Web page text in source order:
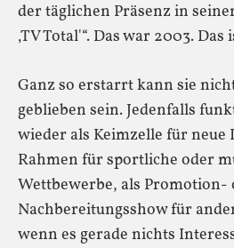
der täglichen Präsenz in
‚TV Total'“. Das war 2003.
Ganz so erstarrt kann sie
geblieben sein. Jedenfalls
wieder als Keimzelle für neue
Rahmen für sportliche oder
Wettbewerbe, als Promotion-
Nachbereitungsshow für
wenn es gerade nichts